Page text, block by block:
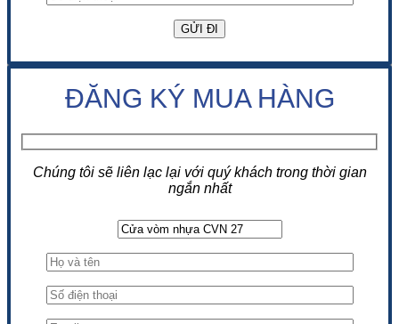
ĐĂNG KÝ MUA HÀNG
Chúng tôi sẽ liên lạc lại với quý khách trong thời gian
ngắn nhất